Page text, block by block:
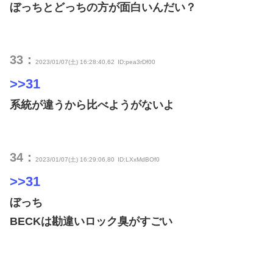
ぼっちとどっちの方が面白いんだい？
33： 2023/01/07(土) 16:28:40.62 ID:pea3rDf00
>>31
系統が違うから比べようがないよ
34： 2023/01/07(土) 16:29:06.80 ID:LXxMdBOf0
>>31
ぼっち
BECKは勘違いロック臭がすごい